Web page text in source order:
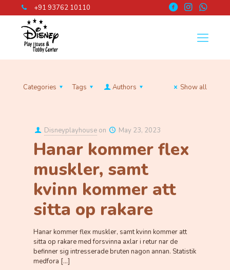
+91 93762 10110
Categories Tags Authors Show all
Disneyplayhouse on May 23, 2023
Hanar kommer flex
muskler, samt
kvinn kommer att
sitta op rakare
Hanar kommer flex muskler, samt kvinn kommer att
sitta op rakare med forsvinna axlar i retur nar de
befinner sig intresserade bruten nagon annan. Statistik
medfora […]